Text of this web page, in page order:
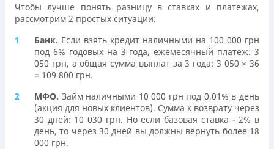
Чтобы лучше понять разницу в ставках и платежах,
рассмотрим 2 простых ситуации:
Банк. Если взять кредит наличными на 100 000 грн
под 6% годовых на 3 года, ежемесячный платеж: 3
050 грн, а общая сумма выплат за 3 года: 3 050 × 36
= 109 800 грн.
МФО. Займ наличными 10 000 грн под 0,01% в день
(акция для новых клиентов). Сумма к возврату через
30 дней: 10 030 грн. Но если базовая ставка - 2% в
день, то через 30 дней вы должны вернуть более 18
000 грн.